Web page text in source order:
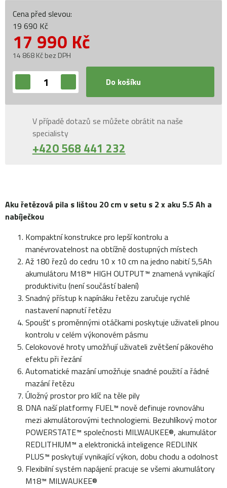
Cena před slevou:
19 690 Kč
17 990 Kč
14 868 Kč bez DPH
Do košíku
V případě dotazů se můžete obrátit na naše
specialisty
+420 568 441 232
Aku řetězová pila s lištou 20 cm v setu s 2 x aku 5.5 Ah a
nabíječkou
Kompaktní konstrukce pro lepší kontrolu a
manévrovatelnost na obtížně dostupných místech
Až 180 řezů do cedru 10 x 10 cm na jedno nabití 5,5Ah
akumulátoru M18™ HIGH OUTPUT™ znamená vynikající
produktivitu (není součástí balení)
Snadný přístup k napínáku řetězu zaručuje rychlé
nastavení napnutí řetězu
Spoušť s proměnnými otáčkami poskytuje uživateli plnou
kontrolu v celém výkonovém pásmu
Celokovové hroty umožňují uživateli zvětšení pákového
efektu při řezání
Automatické mazání umožňuje snadné použití a řádné
mazání řetězu
Úložný prostor pro klíč na těle pily
DNA naší platformy FUEL™ nově definuje rovnováhu
mezi akmulátorovými technologiemi. Bezuhlíkový motor
POWERSTATE™ společnosti MILWAUKEE®, akumulátor
REDLITHIUM™ a elektronická inteligence REDLINK
PLUS™ poskytují vynikající výkon, dobu chodu a odolnost
Flexibilní systém napájení: pracuje se všemi akumulátory
M18™ MILWAUKEE®